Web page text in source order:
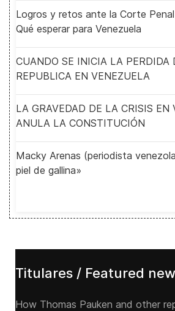
Logros y retos ante la Corte
Qué esperar para Venezuela
CUANDO SE INICIA LA PERDIDA
REPUBLICA EN VENEZUELA
LA GRAVEDAD DE LA CRISIS EN
ANULA LA CONSTITUCIÓN
Macky Arenas (periodista
piel de gallina»
Titulares / Featured
How Thomas Pauken and other